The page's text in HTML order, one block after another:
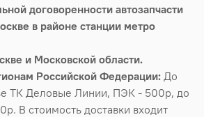
договоренности автозапчасти
в районе станции метро
и Московской области.
Российской Федерации: До
ТК Деловые Линии, ПЭК - 500р, до
В стоимость доставки входит